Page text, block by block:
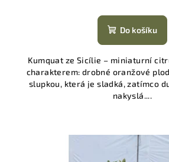
Do košíku
Kumquat ze Sicílie – miniaturní
charakterem: drobné oranžové
slupkou, která je sladká, zatímco
nakyslá....